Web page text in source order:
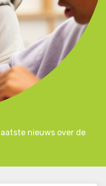
nieuws over de